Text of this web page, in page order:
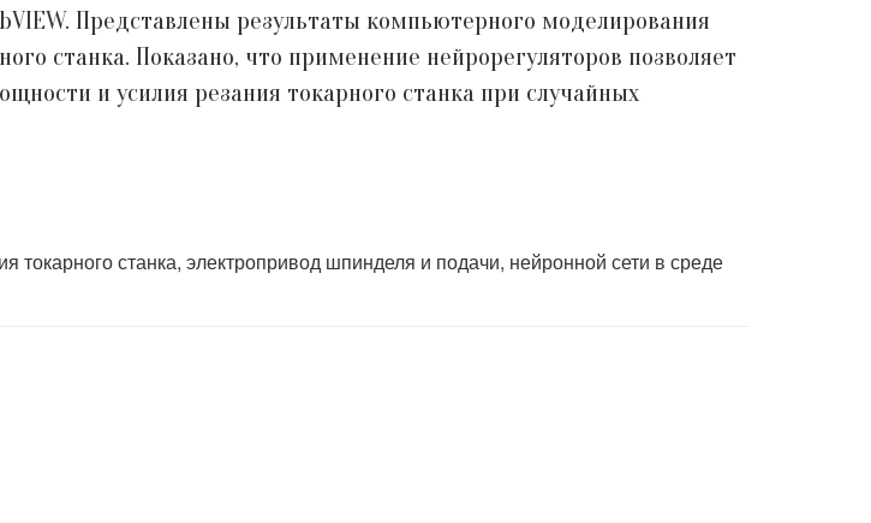
Представлены результаты компьютерного моделирования
станка. Показано, что применение нейрорегуляторов позволяет
и усилия резания токарного станка при случайных
станка, электропривод шпинделя и подачи, нейронной сети в среде